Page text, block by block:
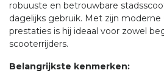
robuuste en betrouwbare
dagelijks gebruik. Met zijn
prestaties is hij ideaal voor zowel
scooterrijders.
Belangrijkste kenmerken: